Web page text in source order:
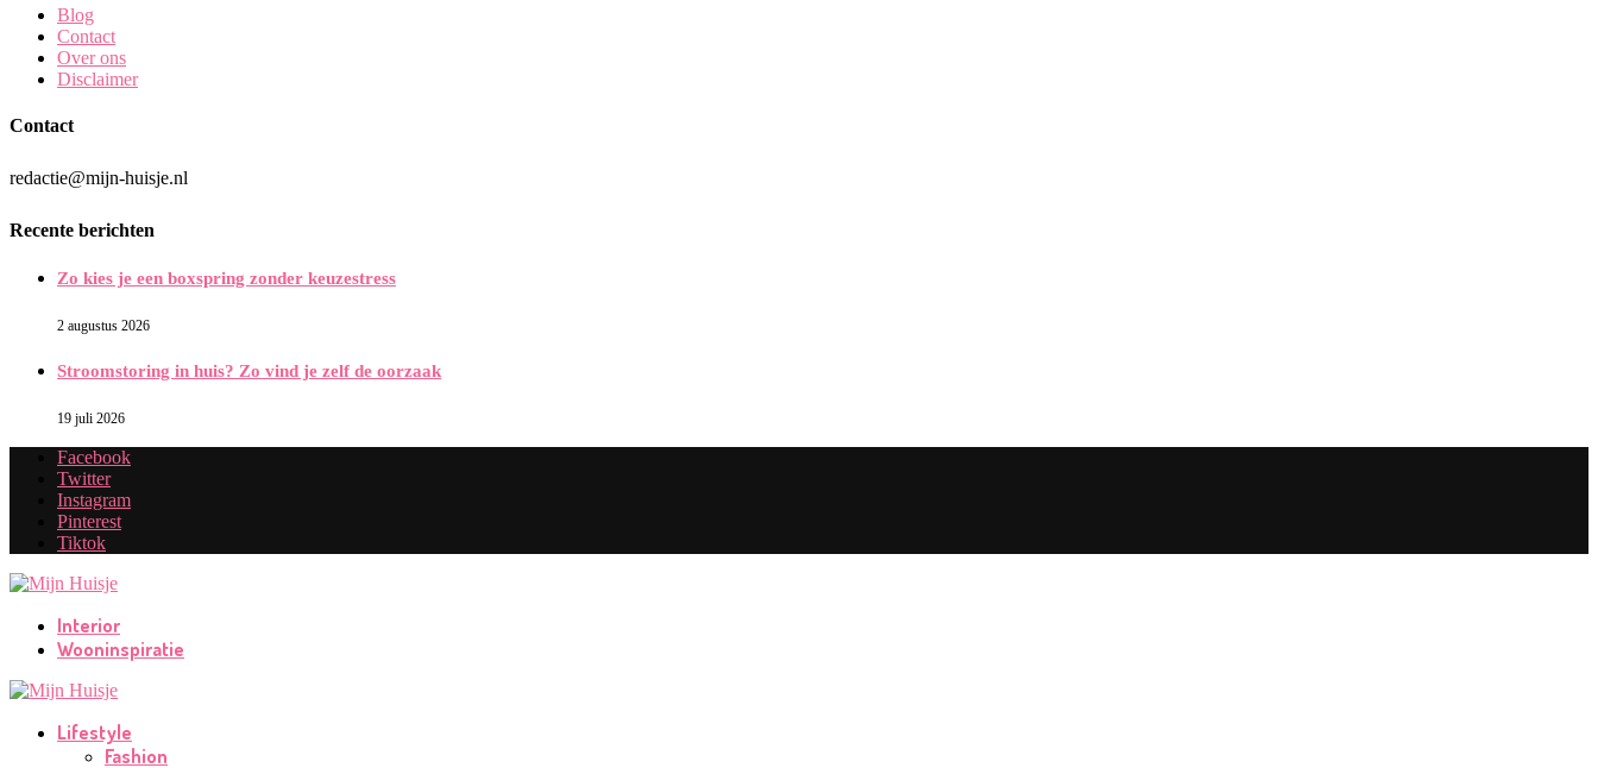
Blog
Contact
Over ons
Disclaimer
Contact
redactie@mijn-huisje.nl
Recente berichten
Zo kies je een boxspring zonder keuzestress
2 augustus 2026
Stroomstoring in huis? Zo vind je zelf de oorzaak
19 juli 2026
Facebook
Twitter
Instagram
Pinterest
Tiktok
Interior
Wooninspiratie
Lifestyle
Fashion